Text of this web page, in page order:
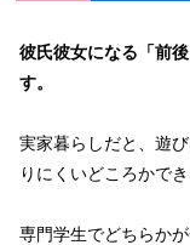
彼氏彼女になる「前
す。
実家暮らしだと、遊
りにくいどころかで
専門学生でどちらか